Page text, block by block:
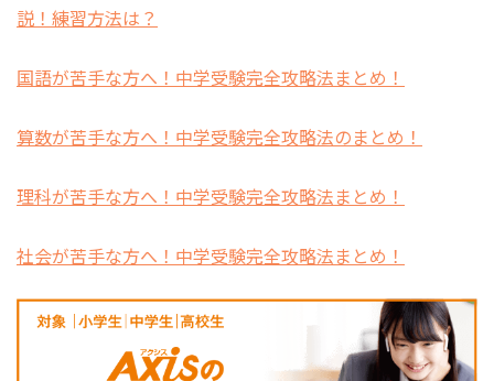
説！練習方法は？
国語が苦手な方へ！中学受験完全攻略法まとめ！
算数が苦手な方へ！中学受験完全攻略法のまとめ！
理科が苦手な方へ！中学受験完全攻略法まとめ！
社会が苦手な方へ！中学受験完全攻略法まとめ！